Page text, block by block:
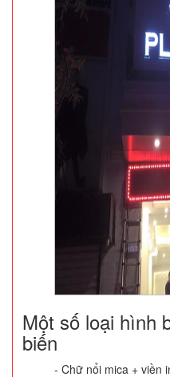
Một số loại hình
biến
- Chữ nổi mica + viền